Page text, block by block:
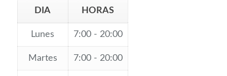
DIA HORAS
Lunes 7:00 - 20:00
Martes 7:00 - 20:00